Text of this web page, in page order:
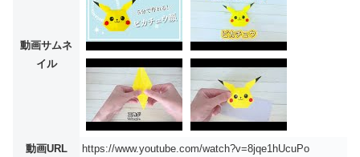
動画サムネ
イル
動画URL https://www.youtube.com/watch?v=8jqe1hUcuPo